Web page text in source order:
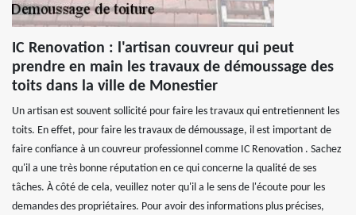
IC Renovation : l'artisan couvreur qui peut
prendre en main les travaux de démoussage des
toits dans la ville de Monestier
Un artisan est souvent sollicité pour faire les travaux qui entretiennent les
toits. En effet, pour faire les travaux de démoussage, il est important de
faire confiance à un couvreur professionnel comme IC Renovation . Sachez
qu'il a une très bonne réputation en ce qui concerne la qualité de ses
tâches. À côté de cela, veuillez noter qu'il a le sens de l'écoute pour les
demandes des propriétaires. Pour avoir des informations plus précises,